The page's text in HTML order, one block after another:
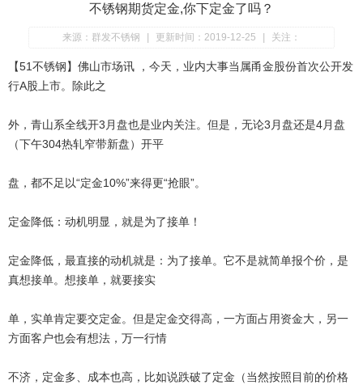
不锈钢期货定金,你下定金了吗？
来源：群发不锈钢 更新时间：2019-12-25 关注：
【51不锈钢】佛山市场讯 ，今天，业内大事当属甬金股份首次公开发
行A股上市。除此之
外，青山系全线开3月盘也是业内关注。但是，无论3月盘还是4月盘
（下午304热轧窄带新盘）开平
盘，都不足以“定金10%”来得更“抢眼”。
定金降低：动机明显，就是为了接单！
定金降低，最直接的动机就是：为了接单。它不是就简单报个价，是
真想接单。想接单，就要接实
单，实单肯定要交定金。但是定金交得高，一方面占用资金大，另一
方面客户也会有想法，万一行情
不济，定金多、成本也高，比如说跌破了定金（当然按照目前的价格